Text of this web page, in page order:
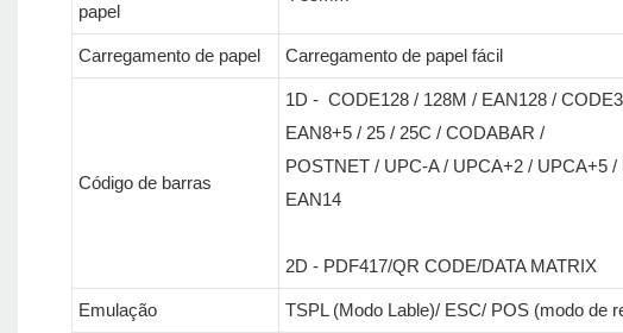
papel
Carregamento de papel Carregamento de papel fácil
Código de barras
1D - CODE128 / 128M / EAN128 /
EAN8+5 / 25 / 25C / CODABAR /
POSTNET / UPC-A / UPCA+2 / UPCA+5
EAN14
2D - PDF417/QR CODE/DATA MATRIX
Emulação TSPL (Modo Lable)/ ESC/ POS (modo de